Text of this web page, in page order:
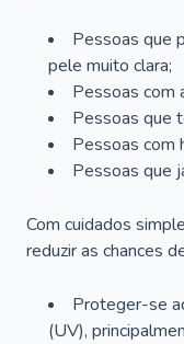
Pessoas que
pele muito clara;
Pessoas com
Pessoas que
Pessoas com
Pessoas que
Com cuidados
reduzir as chances
Proteger-se
(UV),